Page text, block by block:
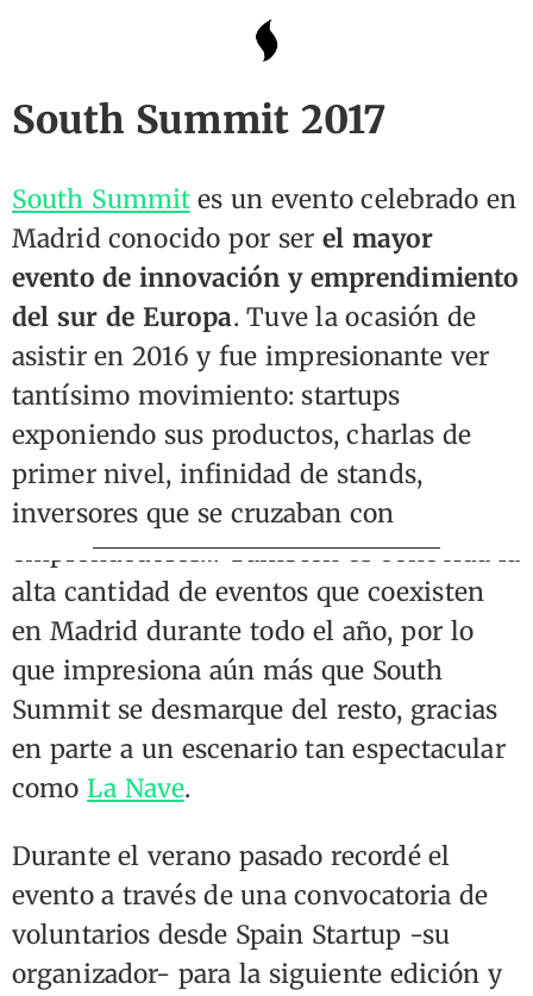
He sido voluntario en
South Summit 2017
South Summites un evento celebrado en
Madrid conocido por ser el mayor
evento de innovación y emprendimiento
del sur de Europa. Tuve la ocasión de
asistir en 2016 y fue impresionante ver
tantísimo movimiento: startups
exponiendo sus productos, charlas de
primer nivel, infinidad de stands,
inversores que se cruzaban con
emprendedores… También es conocida la
alta cantidad de eventos que coexisten
en Madrid durante todo el año, por lo
que impresiona aún más que South
Summit se desmarque del resto, gracias
en parte a un escenario tan espectacular
comoLa Nave.
Durante el verano pasado recordé el
evento a través de una convocatoria de
voluntarios desde Spain Startup -su
organizador- para la siguiente edición y